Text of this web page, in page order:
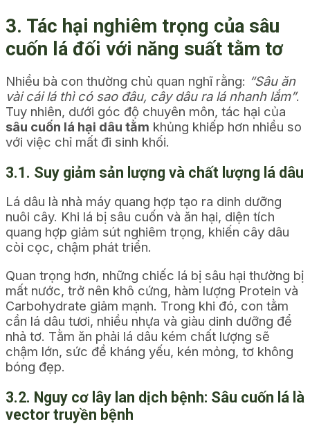
3. Tác hại nghiêm trọng của sâu
cuốn lá đối với năng suất tằm tơ
Nhiều bà con thường chủ quan nghĩ rằng: “Sâu ăn
vài cái lá thì có sao đâu, cây dâu ra lá nhanh lắm”.
Tuy nhiên, dưới góc độ chuyên môn, tác hại của
sâu cuốn lá hại dâu tằm khủng khiếp hơn nhiều so
với việc chỉ mất đi sinh khối.
3.1. Suy giảm sản lượng và chất lượng lá dâu
Lá dâu là nhà máy quang hợp tạo ra dinh dưỡng
nuôi cây. Khi lá bị sâu cuốn và ăn hại, diện tích
quang hợp giảm sút nghiêm trọng, khiến cây dâu
còi cọc, chậm phát triển.
Quan trọng hơn, những chiếc lá bị sâu hại thường bị
mất nước, trở nên khô cứng, hàm lượng Protein và
Carbohydrate giảm mạnh. Trong khi đó, con tằm
cần lá dâu tươi, nhiều nhựa và giàu dinh dưỡng để
nhả tơ. Tằm ăn phải lá dâu kém chất lượng sẽ
chậm lớn, sức đề kháng yếu, kén mỏng, tơ không
bóng đẹp.
3.2. Nguy cơ lây lan dịch bệnh: Sâu cuốn lá là
vector truyền bệnh